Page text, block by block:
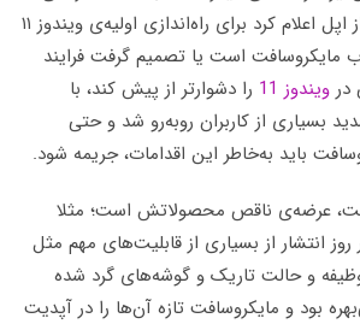
مایکروسافت به تقلید از اپل اعلام کرد برای راه‌اندازی اولیه‌ی ویندوز ۱۱
مایکروسافت است یا تصمیم گرفت فرایند
در ویندوز 11
را دشوارتر از پیش کند، با
بسیاری از کاربران رو‌به‌رو شد و حتی
باید به‌خاطر این اقدامات، جریمه شود.
عرضه‌ی ناقص محصولاتش است؛ مثلا
11 که در روز انتشار از بسیاری از قابلیت‌های مهم مثل
و حالت تاریک و گوشه‌های گرد شده
بود و مایکروسافت تازه آن‌ها را در آپدیت